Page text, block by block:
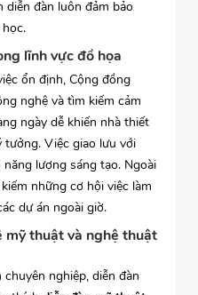
đàn luôn đảm bảo
lĩnh vực đồ họa
ổn định, Cộng đồng
nghệ và tìm kiếm cảm
ngày dễ khiến nhà thiết
tưởng. Việc giao lưu với
lượng sáng tạo. Ngoài
những cơ hội việc làm
dự án ngoài giờ.
thuật và nghệ thuật
nghiệp, diễn đàn